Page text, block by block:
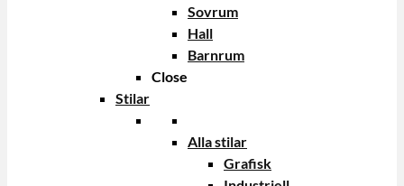
Sovrum
Hall
Barnrum
Close
Stilar
Alla stilar
Grafisk